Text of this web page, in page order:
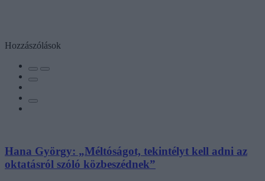
Hozzászólások
Hana György: „Méltóságot, tekintélyt kell adni az
oktatásról szóló közbeszédnek”